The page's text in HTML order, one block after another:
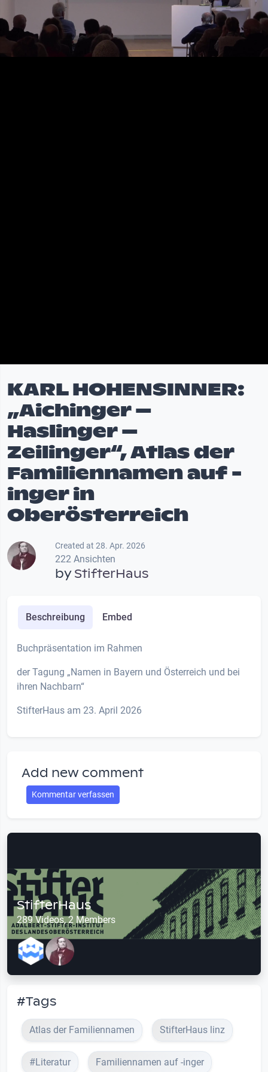
KARL HOHENSINNER:
„Aichinger –
Haslinger –
Zeilinger“, Atlas der
Familiennamen auf -
inger in
Oberösterreich
Created at 28. Apr. 2026
222 Ansichten
byStifterHaus
Beschreibung Embed
Buchpräsentation im Rahmen
der Tagung „Namen in Bayern und Österreich und bei
ihren Nachbarn“
StifterHaus am 23. April 2026
Add new comment
Kommentar verfassen
StifterHaus
289 Videos, 2 Members
#Tags
Atlas der Familiennamen StifterHaus linz
#Literatur Familiennamen auf -inger